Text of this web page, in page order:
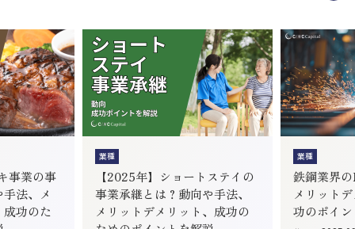
事業の事
法、メ
功のた
業種
【2025年】ショートステイの
事業承継とは？動向や手法、
メリットデメリット、成功の
業種
鉄鋼業界
メリット
功のポイ